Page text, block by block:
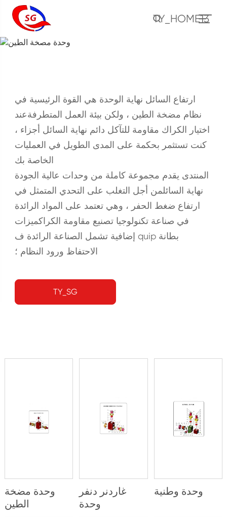
TY_HOME13
وحدة مضخة الطين
ارتفاع السائل نهاية الوحدة هي القوة الرئيسية في
نظام مضخة الطين ، ولكن بيئة العمل المتطرفةعند
اختيار الكراك مقاومة للتآكل دائم نهاية السائل أجزاء ،
كنت تستثمر بحكمة على المدى الطويل في العمليات
الخاصة بك
المنتدى يقدم مجموعة كاملة من وحدات عالية الجودة
نهاية السائلمن أجل التغلب على التحدي المتمثل في
ارتفاع ضغط الحفر ، وهي تعتمد على المواد الرائدة
في صناعة تكنولوجيا تصنيع مقاومة الكراكميزات
إضافية تشمل الصناعة الرائدة ف quip بطانة
الاحتفاظ ورود النظام ؛
TY_SG
وحدة مضخة
الطين
غاردنر دنفر
وحدة
وحدة وطنية